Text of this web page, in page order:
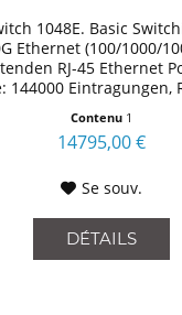
1048E. Basic
Ethernet (100/1000/
RJ-45 Ethernet
144000 Eintragungen,
Contenu 1
14795,00 €
Se souv.
DÉTAILS